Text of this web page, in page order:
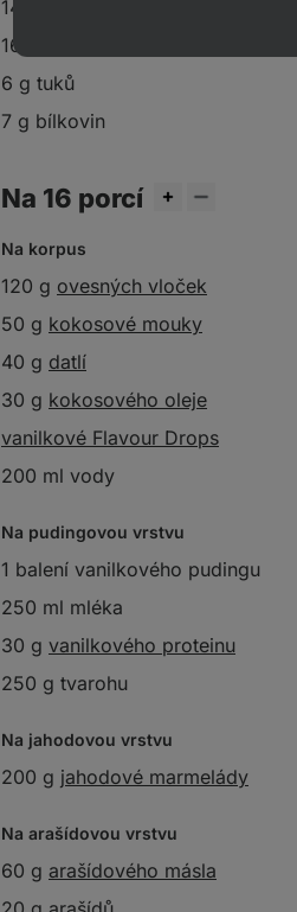
146 kcal
16 g sacharidů
6 g tuků
7 g bílkovin
Na 16 porcí
Na korpus
120 g ovesných vloček
50 g kokosové mouky
40 g datlí
30 g kokosového oleje
vanilkové Flavour Drops
200 ml vody
Na pudingovou vrstvu
1 balení vanilkového pudingu
250 ml mléka
30 g vanilkového proteinu
250 g tvarohu
Na jahodovou vrstvu
200 g jahodové marmelády
Na arašídovou vrstvu
60 g arašídového másla